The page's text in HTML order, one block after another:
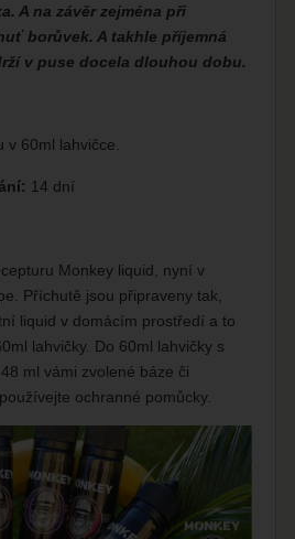
A na závěr zejména při
borůvek. A takhle příjemná
v puse docela dlouhou dobu.
v 60ml lahvičce.
14 dní
Monkey liquid, nyní v
Příchutě jsou připraveny tak,
liquid v domácím prostředí a to
lahvičky. Do 60ml lahvičky s
ml vámi zvolené báze či
ochranné pomůcky.